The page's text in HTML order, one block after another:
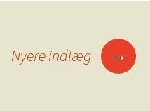
Nyere indlæg →